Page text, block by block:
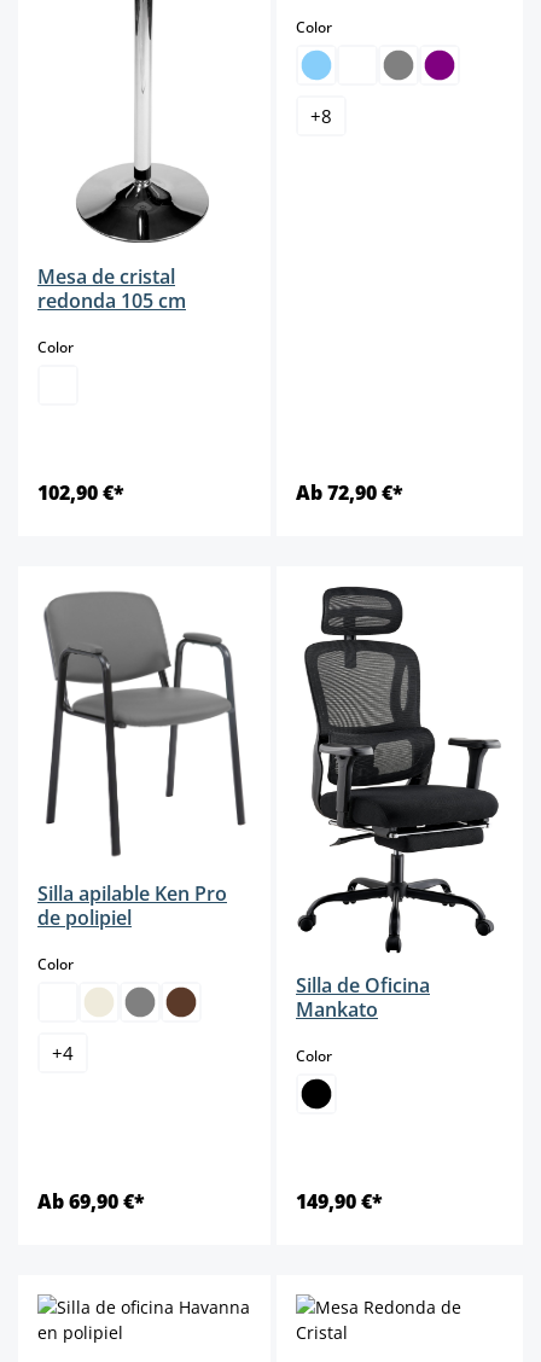
Mesa de cristal
redonda 105 cm
Colorselect
102,90 €*
Colorselect
+8
Ab 72,90 €*
Silla apilable Ken Pro
de polipiel
Colorselect
+4
Ab 69,90 €*
Silla de Oficina
Mankato
Colorselect
149,90 €*